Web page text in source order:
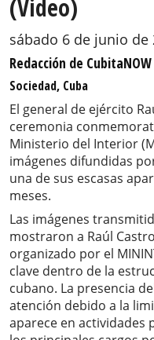
(Video)
sábado 6 de junio de
Redacción de CubitaNOW
Sociedad, Cuba
El general de ejército
ceremonia
Ministerio del Interior
imágenes difundidas
una de sus escasas
meses.
Las imágenes
mostraron a Raúl
organizado por el
clave dentro de la
cubano. La presencia
atención debido a la
aparece en actividades